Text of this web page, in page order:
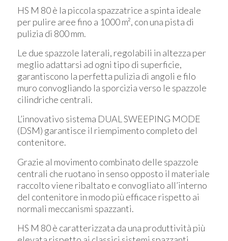
HS M 80 è la piccola spazzatrice a spinta ideale
per pulire aree fino a 1000 m², con una pista di
pulizia di 800 mm.
Le due spazzole laterali, regolabili in altezza per
meglio adattarsi ad ogni tipo di superficie,
garantiscono la perfetta pulizia di angoli e filo
muro convogliando la sporcizia verso le spazzole
cilindriche centrali.
L’innovativo sistema DUAL SWEEPING MODE
(DSM) garantisce il riempimento completo del
contenitore.
Grazie al movimento combinato delle spazzole
centrali che ruotano in senso opposto il materiale
raccolto viene ribaltato e convogliato all’interno
del contenitore in modo più efficace rispetto ai
normali meccanismi spazzanti.
HS M 80 è caratterizzata da una produttività più